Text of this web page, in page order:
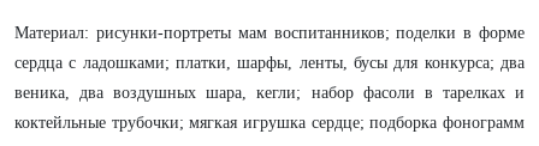
Материал: рисунки-портреты мам воспитанников; поделки в форме
сердца с ладошками; платки, шарфы, ленты, бусы для конкурса; два
веника, два воздушных шара, кегли; набор фасоли в тарелках и
коктейльные трубочки; мягкая игрушка сердце; подборка фонограмм